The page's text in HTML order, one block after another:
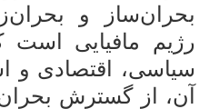
بحران‌ساز و
رژیم مافیایی است
سیاسی، اقتصادی و
آن، از گسترش